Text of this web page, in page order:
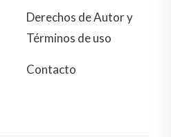
Derechos de Autor y
Términos de uso
Contacto